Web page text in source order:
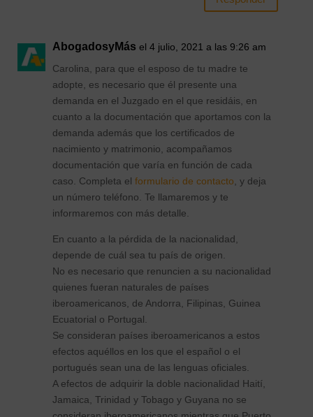
AbogadosyMás el 4 julio, 2021 a las 9:26 am
Carolina, para que el esposo de tu madre te
adopte, es necesario que él presente una
demanda en el Juzgado en el que residáis, en
cuanto a la documentación que aportamos con la
demanda además que los certificados de
nacimiento y matrimonio, acompañamos
documentación que varía en función de cada
caso. Completa el formulario de contacto, y deja
un número teléfono. Te llamaremos y te
informaremos con más detalle.
En cuanto a la pérdida de la nacionalidad,
depende de cuál sea tu país de origen.
No es necesario que renuncien a su nacionalidad
quienes fueran naturales de países
iberoamericanos, de Andorra, Filipinas, Guinea
Ecuatorial o Portugal.
Se consideran países iberoamericanos a estos
efectos aquéllos en los que el español o el
portugués sean una de las lenguas oficiales.
A efectos de adquirir la doble nacionalidad Haití,
Jamaica, Trinidad y Tobago y Guyana no se